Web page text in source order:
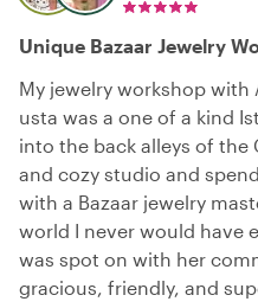
Unique Bazaar Jewelry
My jewelry workshop with
usta was a one of a kind
into the back alleys of the
and cozy studio and
with a Bazaar jewelry
world I never would have
was spot on with her
gracious, friendly, and